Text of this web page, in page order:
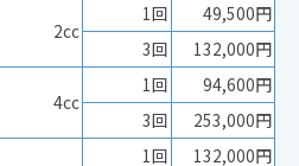
2cc
1回
49,500円
3回
132,000円
4cc
1回
94,600円
3回
253,000円
1回
132,000円